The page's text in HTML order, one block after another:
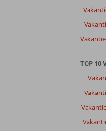
TOP 10